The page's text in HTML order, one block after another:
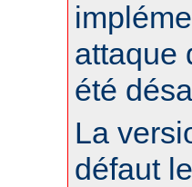
attaque
été
La
défaut